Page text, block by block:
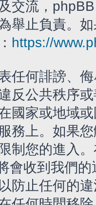
交流，
舉止負責。
https://
任何誹謗、
反公共秩序
國家或地域
務上。如果
制您的進入
會收到我們
防止任何的